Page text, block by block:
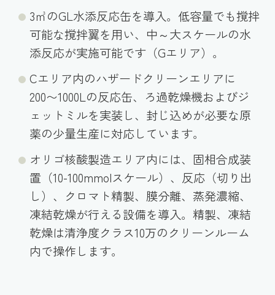
3㎥のGL水添反応缶を導入。低容量でも撹拌
可能な撹拌翼を用い、中～大スケールの水
添反応が実施可能です（Gエリア）。
Cエリア内のハザードクリーンエリアに
200〜1000Lの反応缶、ろ過乾燥機およびジ
ェットミルを実装し、封じ込めが必要な原
薬の少量生産に対応しています。
オリゴ核酸製造エリア内には、固相合成装
置（10-100mmolスケール）、反応（切り出
し）、クロマト精製、膜分離、蒸発濃縮、
凍結乾燥が行える設備を導入。精製、凍結
乾燥は清浄度クラス10万のクリーンルーム
内で操作します。